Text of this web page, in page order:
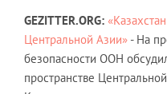
GEZITTER.ORG:
Центральной Азии» - На
безопасности ООН
пространстве